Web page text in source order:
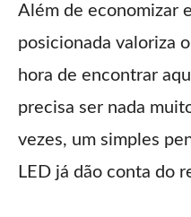
Além de economizar
posicionada valoriza
hora de encontrar
precisa ser nada
vezes, um simples
LED já dão conta do